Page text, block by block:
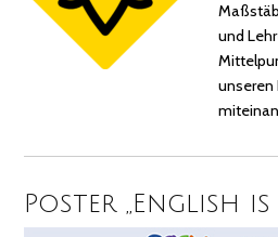
und
unseren
Poster „English is